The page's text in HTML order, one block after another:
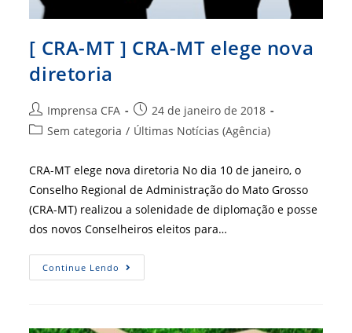
[ CRA-MT ] CRA-MT elege nova
diretoria
Autor
do
Imprensa CFA
Post
publicado:
24 de janeiro de 2018
Categoria
post:
Sem categoria / Últimas Notícias (Agência)
CRA-MT elege nova diretoria No dia 10 de janeiro, o
Conselho Regional de Administração do Mato Grosso
(CRA-MT) realizou a solenidade de diplomação e posse
dos novos Conselheiros eleitos para…
Continue Lendo
CRA-